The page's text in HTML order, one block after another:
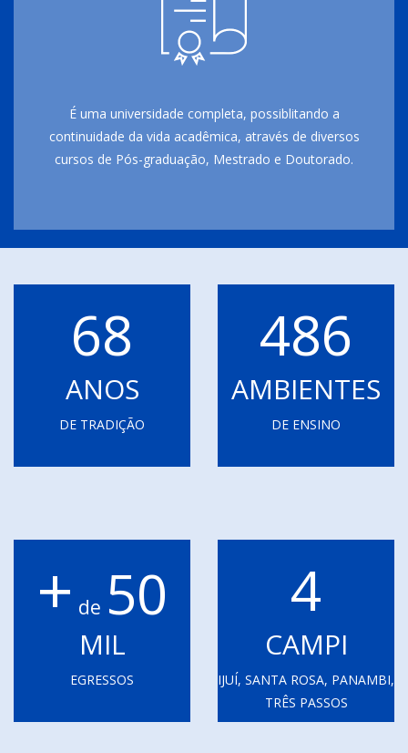
É uma universidade completa, possiblitando a
continuidade da vida acadêmica, através de diversos
cursos de Pós-graduação, Mestrado e Doutorado.
68
ANOS
DE TRADIÇÃO
486
AMBIENTES
DE ENSINO
+ de 50
MIL
EGRESSOS
4
CAMPI
IJUÍ, SANTA ROSA, PANAMBI,
TRÊS PASSOS